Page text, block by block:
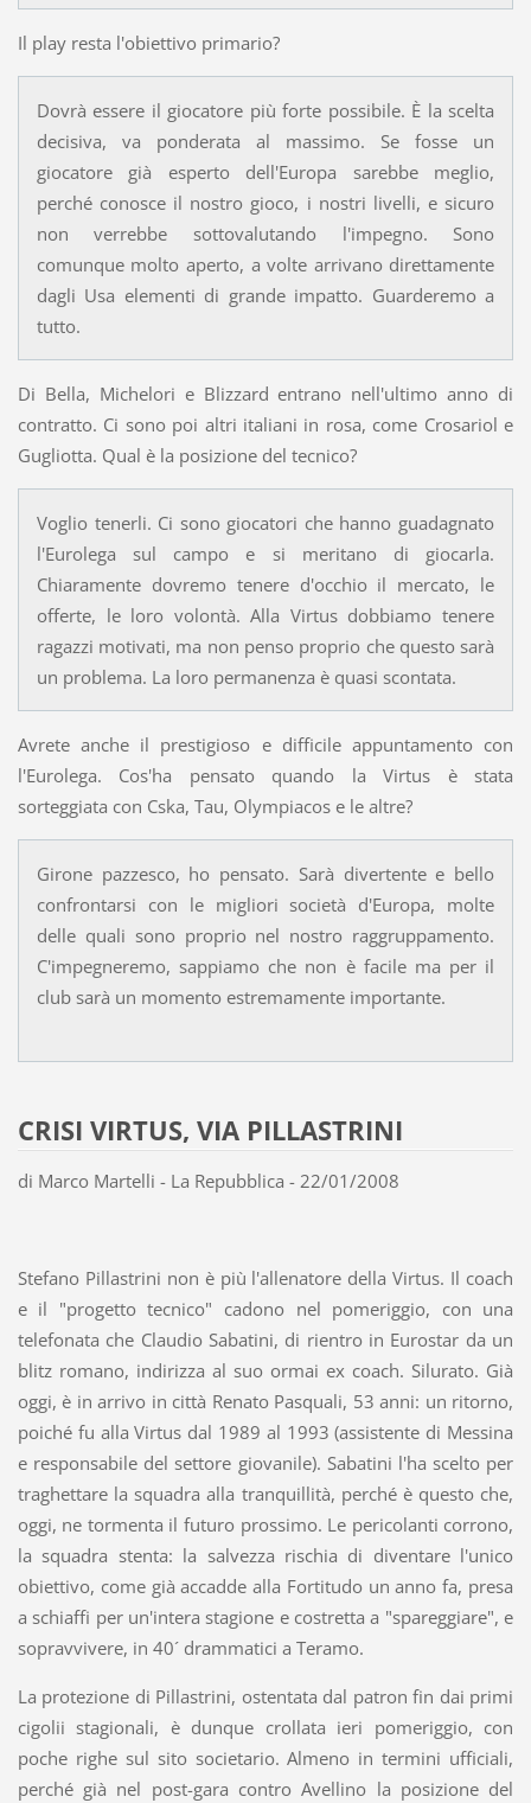
Il play resta l'obiettivo primario?
Dovrà essere il giocatore più forte possibile. È la scelta
decisiva, va ponderata al massimo. Se fosse un
giocatore già esperto dell'Europa sarebbe meglio,
perché conosce il nostro gioco, i nostri livelli, e sicuro
non verrebbe sottovalutando l'impegno. Sono
comunque molto aperto, a volte arrivano direttamente
dagli Usa elementi di grande impatto. Guarderemo a
tutto.
Di Bella, Michelori e Blizzard entrano nell'ultimo anno di
contratto. Ci sono poi altri italiani in rosa, come Crosariol e
Gugliotta. Qual è la posizione del tecnico?
Voglio tenerli. Ci sono giocatori che hanno guadagnato
l'Eurolega sul campo e si meritano di giocarla.
Chiaramente dovremo tenere d'occhio il mercato, le
offerte, le loro volontà. Alla Virtus dobbiamo tenere
ragazzi motivati, ma non penso proprio che questo sarà
un problema. La loro permanenza è quasi scontata.
Avrete anche il prestigioso e difficile appuntamento con
l'Eurolega. Cos'ha pensato quando la Virtus è stata
sorteggiata con Cska, Tau, Olympiacos e le altre?
Girone pazzesco, ho pensato. Sarà divertente e bello
confrontarsi con le migliori società d'Europa, molte
delle quali sono proprio nel nostro raggruppamento.
C'impegneremo, sappiamo che non è facile ma per il
club sarà un momento estremamente importante.
CRISI VIRTUS, VIA PILLASTRINI
di Marco Martelli - La Repubblica - 22/01/2008
Stefano Pillastrini non è più l'allenatore della Virtus. Il coach
e il "progetto tecnico" cadono nel pomeriggio, con una
telefonata che Claudio Sabatini, di rientro in Eurostar da un
blitz romano, indirizza al suo ormai ex coach. Silurato. Già
oggi, è in arrivo in città Renato Pasquali, 53 anni: un ritorno,
poiché fu alla Virtus dal 1989 al 1993 (assistente di Messina
e responsabile del settore giovanile). Sabatini l'ha scelto per
traghettare la squadra alla tranquillità, perché è questo che,
oggi, ne tormenta il futuro prossimo. Le pericolanti corrono,
la squadra stenta: la salvezza rischia di diventare l'unico
obiettivo, come già accadde alla Fortitudo un anno fa, presa
a schiaffi per un'intera stagione e costretta a "spareggiare", e
sopravvivere, in 40´ drammatici a Teramo.
La protezione di Pillastrini, ostentata dal patron fin dai primi
cigolii stagionali, è dunque crollata ieri pomeriggio, con
poche righe sul sito societario. Almeno in termini ufficiali,
perché già nel post-gara contro Avellino la posizione del